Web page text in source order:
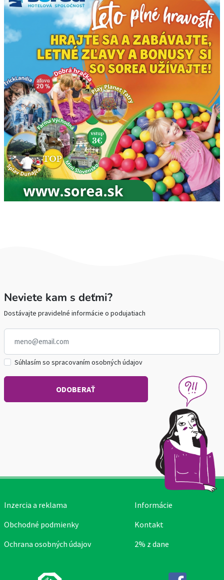
Neviete kam s deťmi?
Dostávajte pravidelné informácie o podujatiach
Súhlasím so spracovaním osobných údajov
Inzercia a reklama
Obchodné podmienky
Ochrana osobných údajov
Informácie
Kontakt
2% z dane